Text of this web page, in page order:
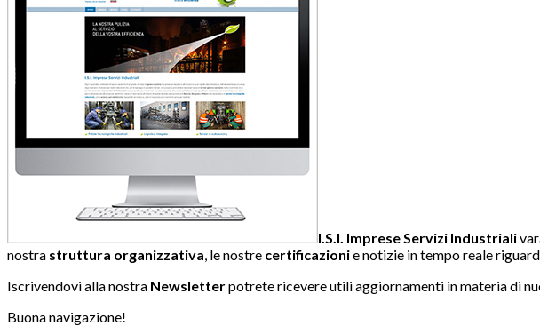
I.S.I. Imprese Servizi Industriali
nostra struttura organizzativa, le nostre certificazionie notizie in tempo reale
Iscrivendovi alla nostra Newsletterpotrete ricevere utili aggiornamenti in materia di
Buona navigazione!